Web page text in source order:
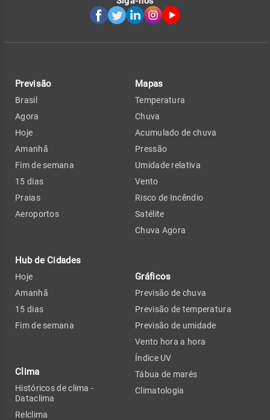
Previsão
Brasil
Agora
Hoje
Amanhã
Fim de semana
15 dias
Praias
Aeroportos
Hub de Cidades
Hoje
Amanhã
15 dias
Fim de semana
Clima
Históricos de clima -
Dataclima
Relclima
Mapas
Temperatura
Chuva
Acumulado de chuva
Pressão
Umidade relativa
Vento
Risco de Incêndio
Satélite
Chuva Agora
Gráficos
Previsão de chuva
Previsão de temperatura
Previsão de umidade
Vento hora a hora
Índice UV
Tábua de marés
Climatologia